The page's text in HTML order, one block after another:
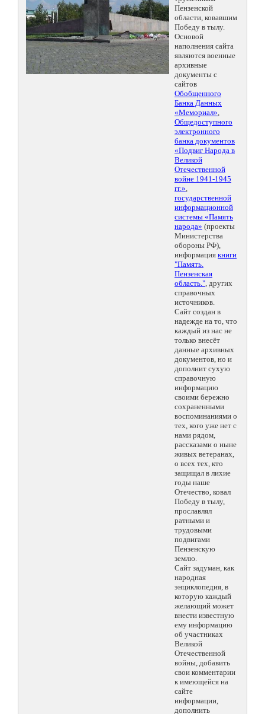
Пензенской
области, ковавшим
Победу в тылу.
Основой
наполнения сайта
являются военные
архивные
документы с
сайтов
Обобщенного
Банка Данных
«Мемориал»,
Общедоступного
электронного
банка документов
«Подвиг Народа в
Великой
Отечественной
войне 1941-1945
гг.»,
государственной
информационной
системы «Память
народа» (проекты
Министерства
обороны РФ),
информация книги
"Память.
Пензенская
область.", других
справочных
источников.
Сайт создан в
надежде на то, что
каждый из нас не
только внесёт
данные архивных
документов, но и
дополнит сухую
справочную
информацию
своими бережно
сохраненными
воспоминаниями о
тех, кого уже нет с
нами рядом,
рассказами о ныне
живых ветеранах,
о всех тех, кто
защищал в лихие
годы наше
Отечество, ковал
Победу в тылу,
прославлял
ратными и
трудовыми
подвигами
Пензенскую
землю.
Сайт задуман, как
народная
энциклопедия, в
которую каждый
желающий может
внести известную
ему информацию
об участниках
Великой
Отечественной
войны, добавить
свои комментарии
к имеющейся на
сайте
информации,
дополнить